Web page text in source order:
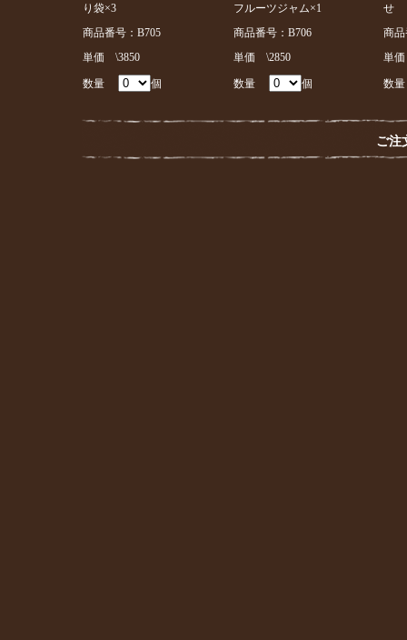
り袋×3
商品番号：B705
単価 \3850
数量 個
フルーツジャム×1
商品番号：B706
単価 \2850
数量 個
せ
商
単
数
ご注